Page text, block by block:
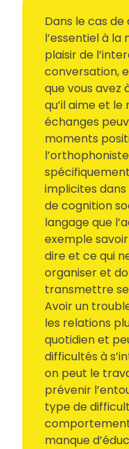
Dans le cas
l’essentiel à la
plaisir de
conversation,
que vous avez
qu’il aime et
échanges
moments
implicites
de cognition
langage que
exemple
dire et ce qui
organiser et
transmettre
Avoir un
les relations
quotidien et
difficultés à
on peut le
prévenir
type de
manque